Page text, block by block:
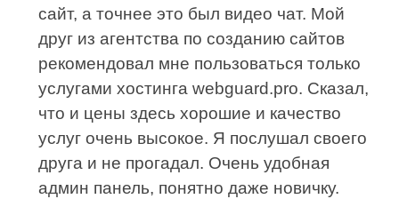
сайт, а точнее это был видео чат. Мой
друг из агентства по созданию сайтов
рекомендовал мне пользоваться только
услугами хостинга webguard.pro. Сказал,
что и цены здесь хорошие и качество
услуг очень высокое. Я послушал своего
друга и не прогадал. Очень удобная
админ панель, понятно даже новичку.